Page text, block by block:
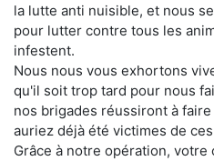
la lutte anti nuisible, et nous
pour lutter contre tous les
infestent.
Nous nous vous exhortons
qu'il soit trop tard pour nous
nos brigades réussiront à
auriez déjà été victimes de
Grâce à notre opération,